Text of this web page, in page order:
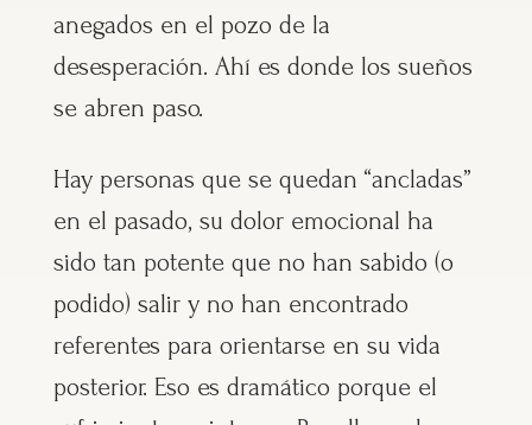
anegados en el pozo de la
desesperación. Ahí es donde los sueños
se abren paso.
Hay personas que se quedan “ancladas”
en el pasado, su dolor emocional ha
sido tan potente que no han sabido (o
podido) salir y no han encontrado
referentes para orientarse en su vida
posterior. Eso es dramático porque el